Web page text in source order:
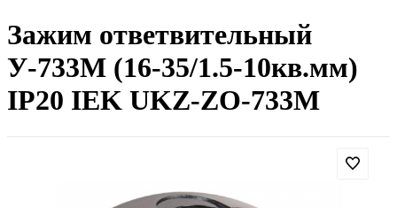
Зажим ответвительный
У-733М (16-35/1.5-10кв.мм)
IP20 IEK UKZ-ZO-733M